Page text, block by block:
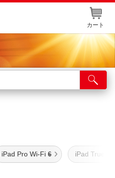
カート
iPad Pro Wi-Fi 6 iPad